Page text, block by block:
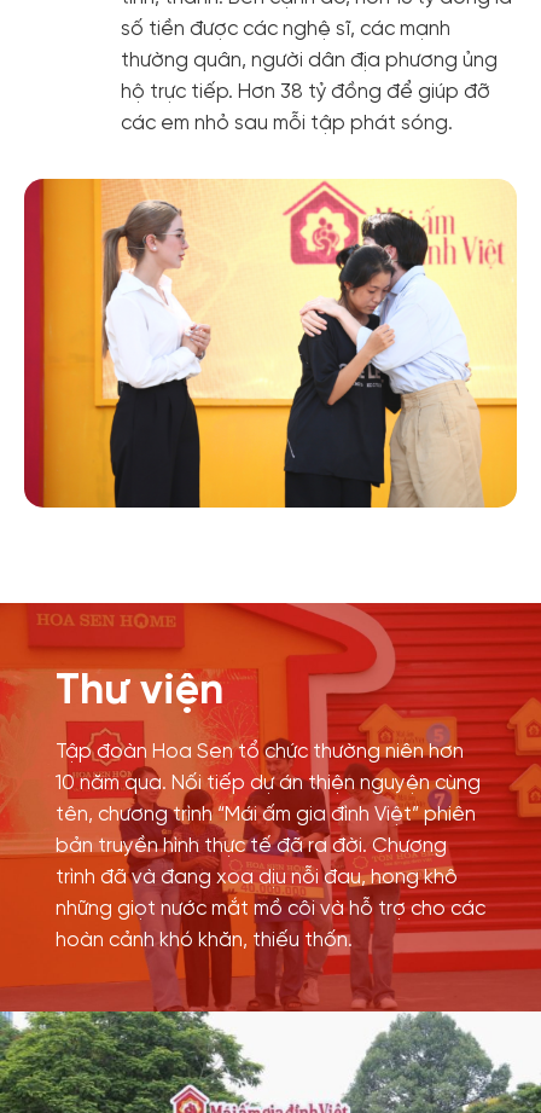
số tiền được các nghệ sĩ, các mạnh
thường quân, người dân địa phương ủng
hộ trực tiếp. Hơn 38 tỷ đồng để giúp đỡ
các em nhỏ sau mỗi tập phát sóng.
Thư viện
Tập đoàn Hoa Sen tổ chức thường niên hơn
10 năm qua. Nối tiếp dự án thiện nguyện cùng
tên, chương trình “Mái ấm gia đình Việt” phiên
bản truyền hình thực tế đã ra đời. Chương
trình đã và đang xoa dịu nỗi đau, hong khô
những giọt nước mắt mồ côi và hỗ trợ cho các
hoàn cảnh khó khăn, thiếu thốn.